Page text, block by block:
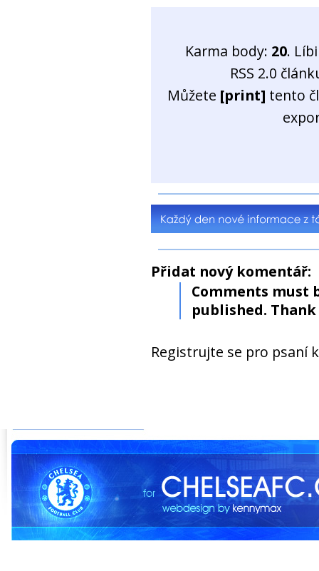
Karma body: 20.
RSS 2.0
Můžete [print] tento
Přidat nový komentář:
Comments must
published. Thank
Registrujte se pro psaní